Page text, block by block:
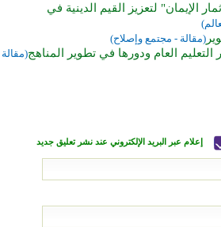
الإيمان" لتعزيز القيم الدينية في
(مقالة - مجتمع وإصلاح)
التعليم العام ودورها في تطوير المناهج(مقالة
إعلام عبر البريد الإلكتروني عند نشر تعليق جديد